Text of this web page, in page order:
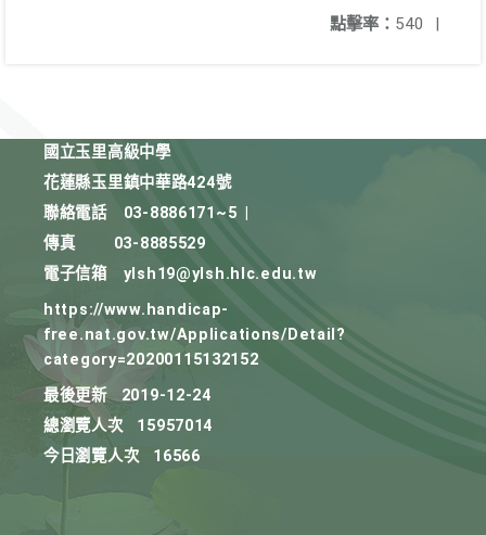
點擊率： 540 |
國立玉里高級中學
花蓮縣玉里鎮中華路424號
聯絡電話
03-8886171~5
傳真
03-8885529
電子信箱
ylsh19@ylsh.hlc.edu.tw
https://www.handicap-
free.nat.gov.tw/Applications/Detail?
category=20200115132152
最後更新
2019-12-24
總瀏覽人次
15957014
今日瀏覽人次
16566